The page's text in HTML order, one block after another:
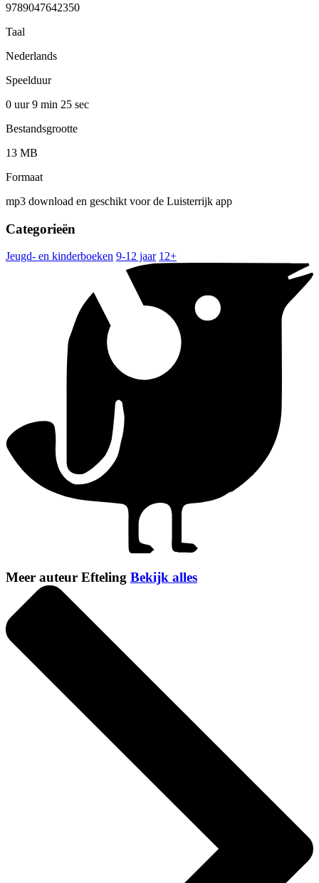
9789047642350
Taal
Nederlands
Speelduur
0 uur 9 min 25 sec
Bestandsgrootte
13 MB
Formaat
mp3 download en geschikt voor de Luisterrijk app
Categorieën
Jeugd- en kinderboeken 9-12 jaar 12+
Meer auteur Efteling Bekijk alles